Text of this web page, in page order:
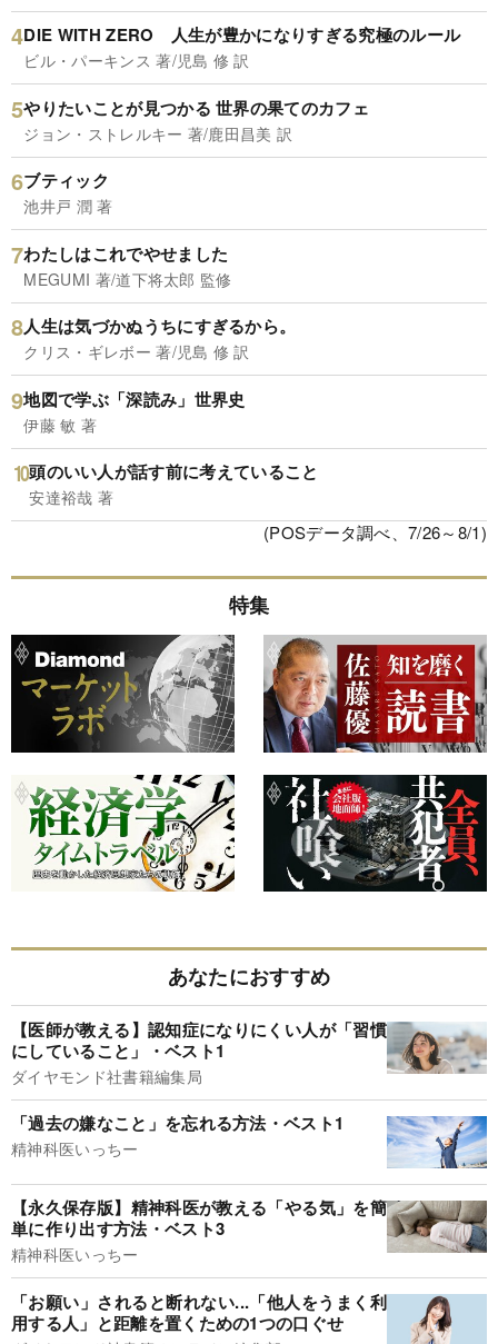
DIE WITH ZERO 人生が豊かになりすぎる究極のルール
ビル・パーキンス 著/児島 修 訳
やりたいことが見つかる 世界の果てのカフェ
ジョン・ストレルキー 著/鹿田昌美 訳
ブティック
池井戸 潤 著
わたしはこれでやせました
MEGUMI 著/道下将太郎 監修
人生は気づかぬうちにすぎるから。
クリス・ギレボー 著/児島 修 訳
地図で学ぶ「深読み」世界史
伊藤 敏 著
頭のいい人が話す前に考えていること
安達裕哉 著
(POSデータ調べ、7/26～8/1)
特集
あなたにおすすめ
【医師が教える】認知症になりにくい人が「習慣
にしていること」・ベスト1
ダイヤモンド社書籍編集局
「過去の嫌なこと」を忘れる方法・ベスト1
精神科医いっちー
【永久保存版】精神科医が教える「やる気」を簡
単に作り出す方法・ベスト3
精神科医いっちー
「お願い」されると断れない...「他人をうまく利
用する人」と距離を置くための1つの口ぐせ